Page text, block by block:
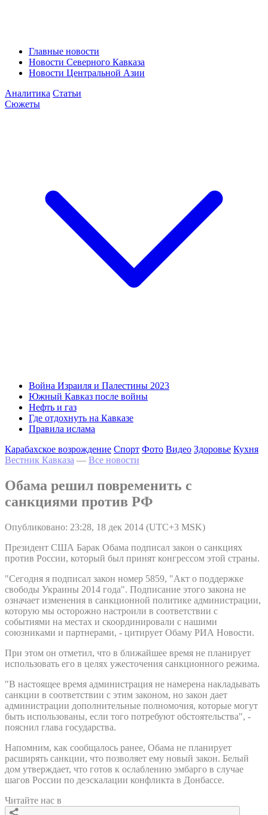
Главные новости
Новости Северного Кавказа
Новости Центральной Азии
Аналитика Статьи
Сюжеты
Война Израиля и Палестины 2023
Южный Кавказ после войны
Нефть и газ
Где отдохнуть на Кавказе
Правила ислама
Карабахское возрождение Спорт Фото Видео Здоровье Кухня
Вестник Кавказа — Все новости
Обама решил повременить с
санкциями против РФ
Опубликовано: 23:28, 18 дек 2014 (UTC+3 MSK)
Президент США Барак Обама подписал закон о санкциях
против России, который был принят конгрессом этой страны.
"Сегодня я подписал закон номер 5859, "Акт о поддержке
свободы Украины 2014 года". Подписание этого закона не
означает изменения в санкционной политике администрации,
которую мы осторожно настроили в соответствии с
событиями на местах и скоординировали с нашими
союзниками и партнерами, - цитирует Обаму РИА Новости.
При этом он отметил, что в ближайшее время не планирует
использовать его в целях ужесточения санкционного режима.
"В настоящее время администрация не намерена накладывать
санкции в соответствии с этим законом, но закон дает
администрации дополнительные полномочия, которые могут
быть использованы, если того потребуют обстоятельства", -
пояснил глава государства.
Напомним, как сообщалось ранее, Обама не планирует
расширять санкции, что позволяет ему новый закон. Белый
дом утверждает, что готов к ослаблению эмбарго в случае
шагов России по деэскалации конфликта в Донбассе.
Читайте нас в